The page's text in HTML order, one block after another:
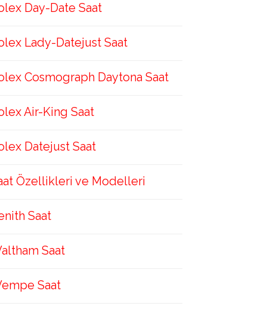
Day-Date Saat
Lady-Datejust Saat
Cosmograph Daytona Saat
Air-King Saat
Datejust Saat
Özellikleri ve Modelleri
Saat
Saat
Saat